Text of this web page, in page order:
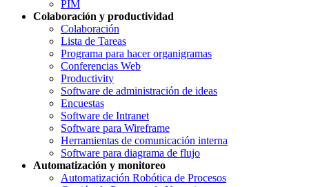
PIM
Colaboración y productividad
Colaboración
Lista de Tareas
Programa para hacer organigramas
Conferencias Web
Productivity
Software de administración de ideas
Encuestas
Software de Intranet
Software para Wireframe
Herramientas de comunicación interna
Software para diagrama de flujo
Automatización y monitoreo
Automatización Robótica de Procesos